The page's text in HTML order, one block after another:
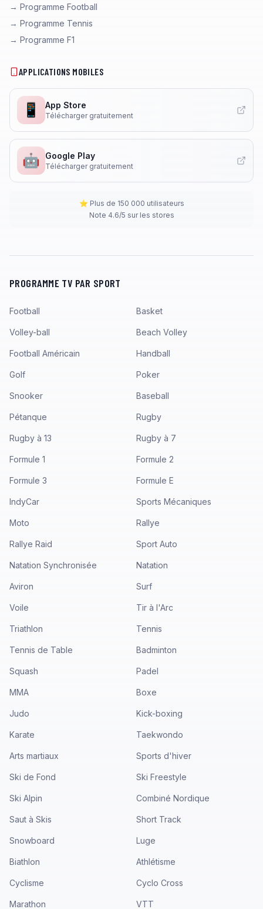
→ Programme Football
→ Programme Tennis
→ Programme F1
APPLICATIONS MOBILES
📱 App Store
Télécharger gratuitement
🤖 Google Play
Télécharger gratuitement
⭐ Plus de 150 000 utilisateurs
Note 4.6/5 sur les stores
PROGRAMME TV PAR SPORT
Football Basket
Volley-ball Beach Volley
Football Américain Handball
Golf Poker
Snooker Baseball
Pétanque Rugby
Rugby à 13 Rugby à 7
Formule 1 Formule 2
Formule 3 Formule E
IndyCar Sports Mécaniques
Moto Rallye
Rallye Raid Sport Auto
Natation Synchronisée Natation
Aviron Surf
Voile Tir à l'Arc
Triathlon Tennis
Tennis de Table Badminton
Squash Padel
MMA Boxe
Judo Kick-boxing
Karate Taekwondo
Arts martiaux Sports d'hiver
Ski de Fond Ski Freestyle
Ski Alpin Combiné Nordique
Saut à Skis Short Track
Snowboard Luge
Biathlon Athlétisme
Cyclisme Cyclo Cross
Marathon VTT